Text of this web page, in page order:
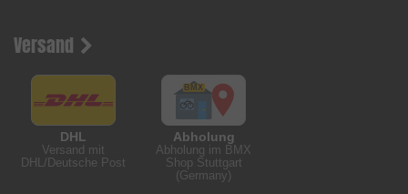
Versand
DHL
Versand mit
DHL/Deutsche Post
Abholung
Abholung im BMX
Shop Stuttgart
(Germany)